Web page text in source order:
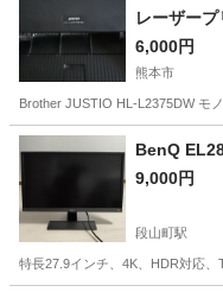
レーザー
6,000円
熊本市
Brother JUSTIO HL-L2375DW モ
熊本 熊本市
BenQ
9,000円
段山町駅
特長27.9インチ、4K、HDR対応